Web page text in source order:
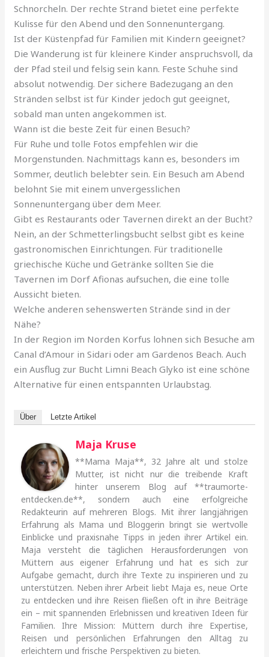
Schnorcheln. Der rechte Strand bietet eine perfekte
Kulisse für den Abend und den Sonnenuntergang.
Ist der Küstenpfad für Familien mit Kindern geeignet?
Die Wanderung ist für kleinere Kinder anspruchsvoll, da
der Pfad steil und felsig sein kann. Feste Schuhe sind
absolut notwendig. Der sichere Badezugang an den
Stränden selbst ist für Kinder jedoch gut geeignet,
sobald man unten angekommen ist.
Wann ist die beste Zeit für einen Besuch?
Für Ruhe und tolle Fotos empfehlen wir die
Morgenstunden. Nachmittags kann es, besonders im
Sommer, deutlich belebter sein. Ein Besuch am Abend
belohnt Sie mit einem unvergesslichen
Sonnenuntergang über dem Meer.
Gibt es Restaurants oder Tavernen direkt an der Bucht?
Nein, an der Schmetterlingsbucht selbst gibt es keine
gastronomischen Einrichtungen. Für traditionelle
griechische Küche und Getränke sollten Sie die
Tavernen im Dorf Afionas aufsuchen, die eine tolle
Aussicht bieten.
Welche anderen sehenswerten Strände sind in der
Nähe?
In der Region im Norden Korfus lohnen sich Besuche am
Canal d’Amour in Sidari oder am Gardenos Beach. Auch
ein Ausflug zur Bucht Limni Beach Glyko ist eine schöne
Alternative für einen entspannten Urlaubstag.
Über Letzte Artikel
Maja Kruse
**Mama Maja**, 32 Jahre alt und stolze
Mutter, ist nicht nur die treibende Kraft
hinter unserem Blog auf **traumorte-
entdecken.de**, sondern auch eine erfolgreiche
Redakteurin auf mehreren Blogs. Mit ihrer langjährigen
Erfahrung als Mama und Bloggerin bringt sie wertvolle
Einblicke und praxisnahe Tipps in jeden ihrer Artikel ein.
Maja versteht die täglichen Herausforderungen von
Müttern aus eigener Erfahrung und hat es sich zur
Aufgabe gemacht, durch ihre Texte zu inspirieren und zu
unterstützen. Neben ihrer Arbeit liebt Maja es, neue Orte
zu entdecken und ihre Reisen fließen oft in ihre Beiträge
ein – mit spannenden Erlebnissen und kreativen Ideen für
Familien. Ihre Mission: Müttern durch ihre Expertise,
Reisen und persönlichen Erfahrungen den Alltag zu
erleichtern und frische Perspektiven zu bieten.